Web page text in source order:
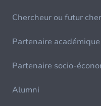
Chercheur ou futur
Partenaire académique
Partenaire socio-
Alumni